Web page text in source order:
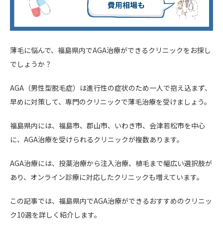
薄毛に悩んで、福島県内でAGA治療ができるクリニックをお探し
でしょうか？
AGA（男性型脱毛症）は進行性の症状のため一人で抱え込まず、
早めに対策して、専門のクリニックで薄毛治療を受けましょう。
福島県内には、福島市、郡山市、いわき市、会津若松市を中心
に、AGA治療を受けられるクリニックが複数あります。
AGA治療には、投薬治療から注入治療、植毛まで幅広い選択肢が
あり、オンライン診療に対応したクリニックも増えています。
この記事では、福島県内でAGA治療ができるおすすめのクリニッ
ク10選を詳しく紹介します。